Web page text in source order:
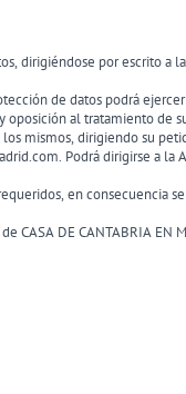
dirigiéndose por escrito a
de datos podrá ejercer
al tratamiento de
mismos, dirigiendo su
Podrá dirigirse a la
en consecuencia
CASA DE CANTABRIA EN